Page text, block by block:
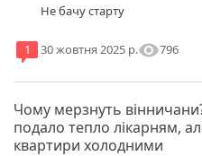
Не бачу старту
1 30 жовтня 2025 р.visibility796
Чому мерзнуть
подало тепло лікарням,
квартири холодними